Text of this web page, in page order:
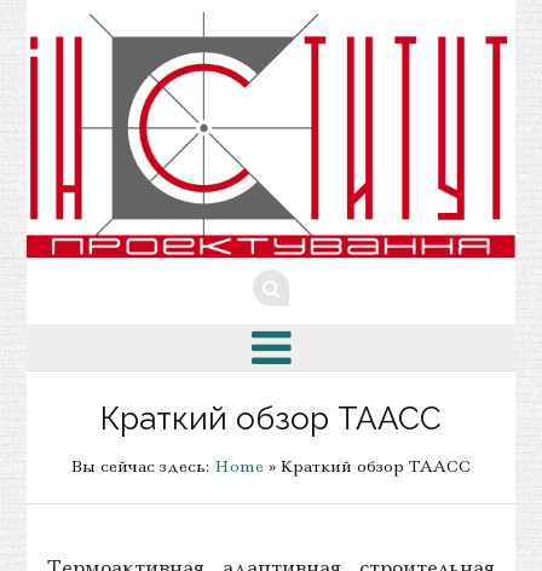
Краткий обзор ТААСС
Вы сейчас здесь: Home » Краткий обзор ТААСС